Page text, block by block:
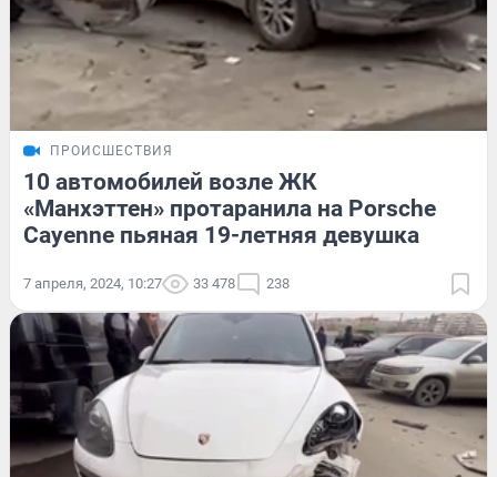
ПРОИСШЕСТВИЯ
10 автомобилей возле ЖК
«Манхэттен» протаранила на Porsche
Cayenne пьяная 19-летняя девушка
7 апреля, 2024, 10:27 33 478 238